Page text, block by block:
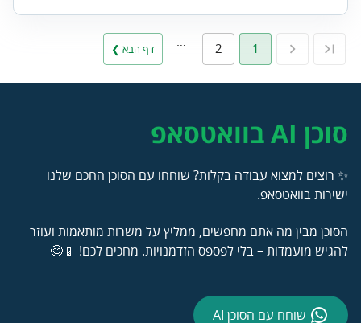
1
2 דף הבא ❯
סוכן AI בוואטסאפ
✨ רוצים למצוא עבודה בקלות? שוחחו עם הסוכן החכם שלנו
ישירות בוואטסאפ.
הסוכן מבין מה אתם מחפשים, ממליץ על משרות מותאמות ועוזר
להגיש מועמדות – בלי לפספס הזדמנויות. מחכים לכם! 📱😊
שוחח עם הסוכן AI